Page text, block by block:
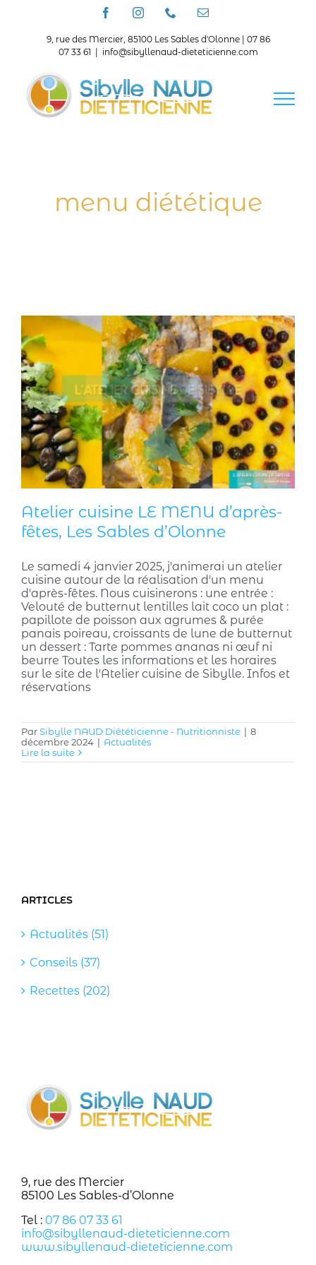
FacebookInstagramTéléphoneEmail
9, rue des Mercier, 85100 Les Sables d'Olonne | 07 86
07 33 61
info@sibyllenaud-dieteticienne.com
menu diététique
Atelier cuisine LE MENU d’après-
fêtes, Les Sables d’Olonne
Le samedi 4 janvier 2025, j'animerai un atelier
cuisine autour de la réalisation d'un menu
d'après-fêtes. Nous cuisinerons : une entrée :
Velouté de butternut lentilles lait coco un plat :
papillote de poisson aux agrumes & purée
panais poireau, croissants de lune de butternut
un dessert : Tarte pommes ananas ni œuf ni
beurre Toutes les informations et les horaires
sur le site de l'Atelier cuisine de Sibylle. Infos et
réservations
ParSibylle NAUD Diététicienne - Nutritionniste | 8
décembre 2024 | Actualités
Lire la suite
ARTICLES
Actualités (51)
Conseils (37)
Recettes (202)
9, rue des Mercier
85100 Les Sables-d’Olonne
Tel : 07 86 07 33 61
info@sibyllenaud-dieteticienne.com
www.sibyllenaud-dieteticienne.com